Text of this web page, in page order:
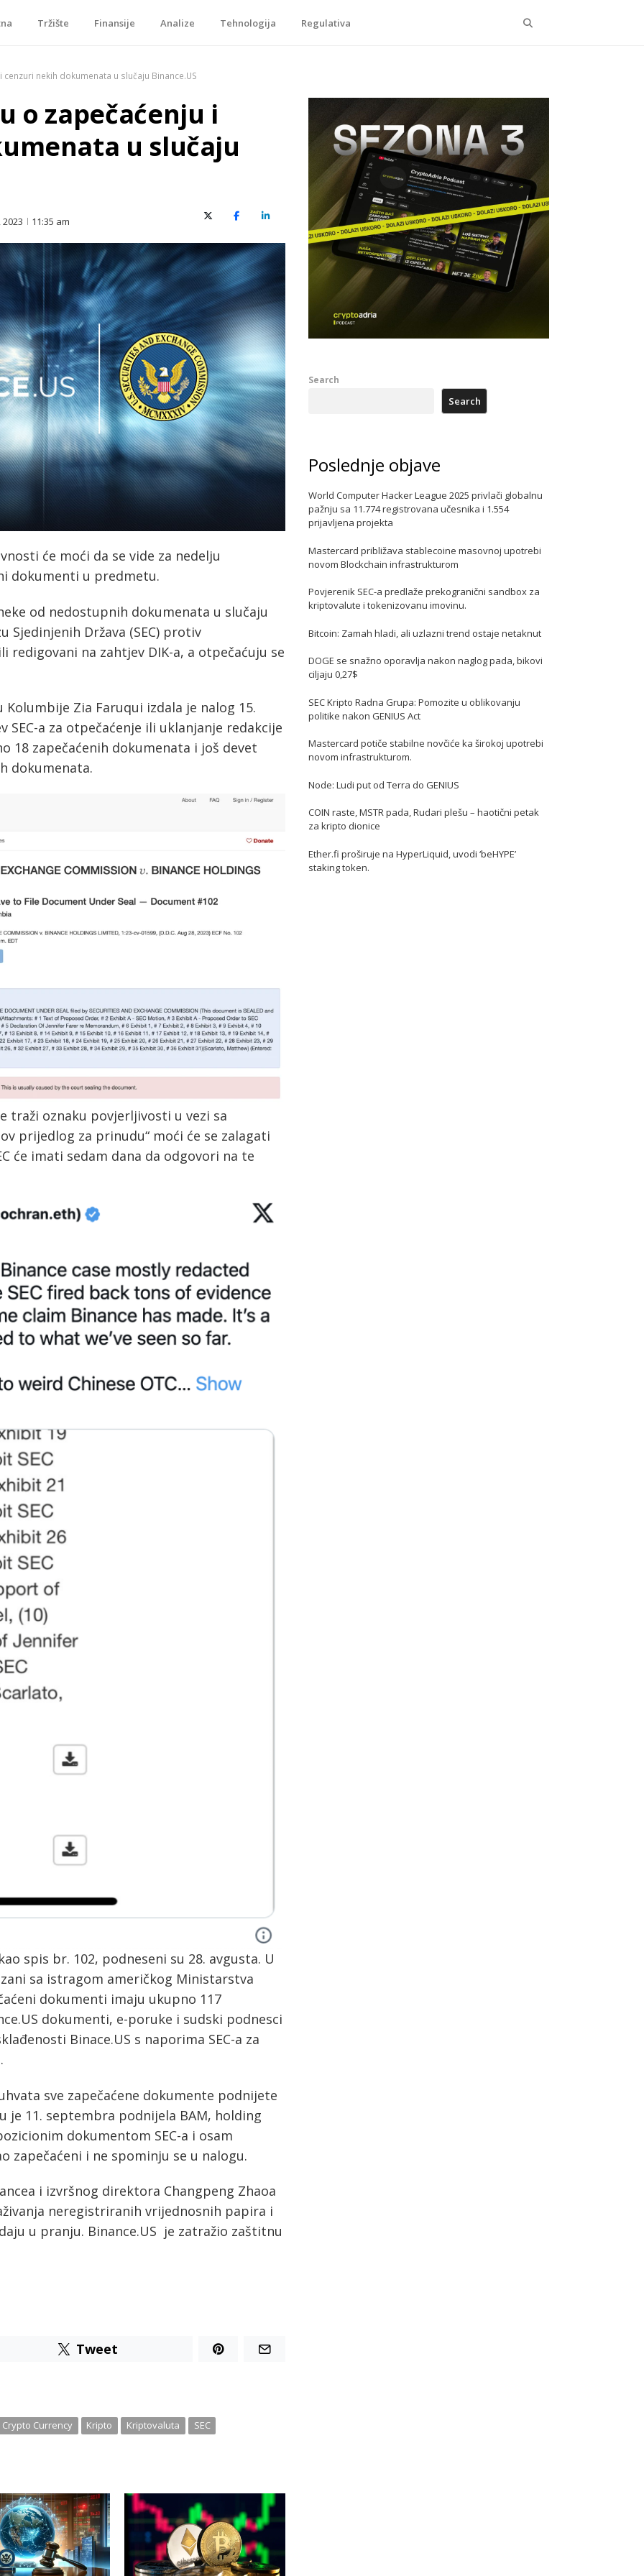
Tržište Finansije Analize Tehnologija Regulativa
nekih dokumenata u slučaju Binance.US
o zapečaćenju i
u slučaju
11:35 am X (Twitter)FacebookLinkedIn
će moći da se vide za nedelju
dokumenti u predmetu.
od nedostupnih dokumenata u slučaju
Sjedinjenih Država (SEC) protiv
redigovani na zahtjev DIK-a, a otpečaćuju se
Zia Faruqui izdala je nalog 15.
a za otpečaćenje ili uklanjanje redakcije
18 zapečaćenih dokumenata i još devet
dokumenata.
traži oznaku povjerljivosti u vezi sa
prijedlog za prinudu“ moći će se zalagati
će imati sedam dana da odgovori na te
spis br. 102, podneseni su 28. avgusta. U
sa istragom američkog Ministarstva
dokumenti imaju ukupno 117
dokumenti, e-poruke i sudski podnesci
Binace.US s naporima SEC-a za
sve zapečaćene dokumente podnijete
je 11. septembra podnijela BAM, holding
dokumentom SEC-a i osam
zapečaćeni i ne spominju se u nalogu.
i izvršnog direktora Changpeng Zhaoa
neregistriranih vrijednosnih papira i
u pranju. Binance.US je zatražio zaštitnu
Tweet
Crypto Currency Kripto Kriptovaluta SEC
Search
Search
Poslednje objave
World Computer Hacker League 2025 privlači globalnu
pažnju sa 11.774 registrovana učesnika i 1.554
prijavljena projekta
Mastercard približava stablecoine masovnoj upotrebi
novom Blockchain infrastrukturom
Povjerenik SEC-a predlaže prekogranični sandbox za
kriptovalute i tokenizovanu imovinu.
Bitcoin: Zamah hladi, ali uzlazni trend ostaje netaknut
DOGE se snažno oporavlja nakon naglog pada, bikovi
ciljaju 0,27$
SEC Kripto Radna Grupa: Pomozite u oblikovanju
politike nakon GENIUS Act
Mastercard potiče stabilne novčiće ka širokoj upotrebi
novom infrastrukturom.
Node: Ludi put od Terra do GENIUS
COIN raste, MSTR pada, Rudari plešu – haotični petak
za kripto dionice
Ether.fi proširuje na HyperLiquid, uvodi ‘beHYPE’
staking token.